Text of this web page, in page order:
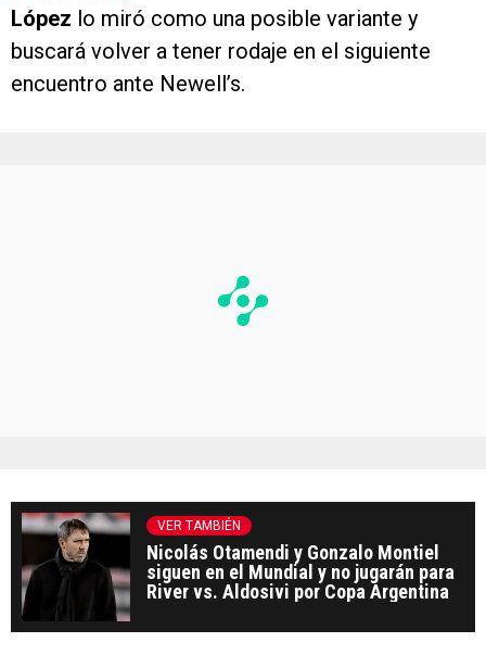
López lo miró como una posible variante y
buscará volver a tener rodaje en el siguiente
encuentro ante Newell’s.
VER TAMBIÉN
Nicolás Otamendi y Gonzalo Montiel
siguen en el Mundial y no jugarán para
River vs. Aldosivi por Copa Argentina